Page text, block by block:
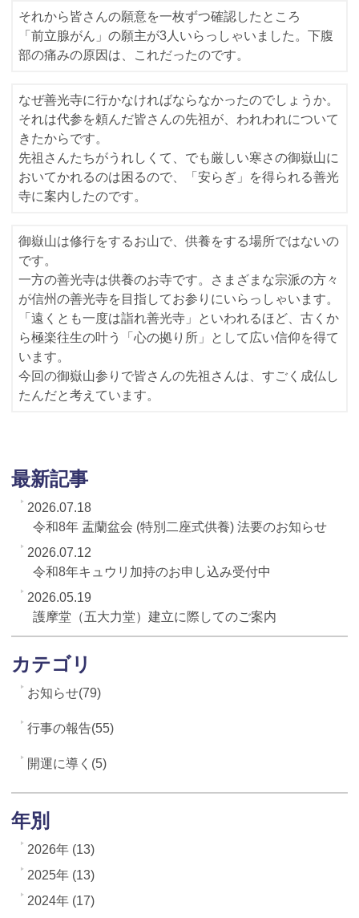
それから皆さんの願意を一枚ずつ確認したところ
「前立腺がん」の願主が3人いらっしゃいました。下腹
部の痛みの原因は、これだったのです。
なぜ善光寺に行かなければならなかったのでしょうか。
それは代参を頼んだ皆さんの先祖が、われわれについて
きたからです。
先祖さんたちがうれしくて、でも厳しい寒さの御嶽山に
おいてかれるのは困るので、「安らぎ」を得られる善光
寺に案内したのです。
御嶽山は修行をするお山で、供養をする場所ではないの
です。
一方の善光寺は供養のお寺です。さまざまな宗派の方々
が信州の善光寺を目指してお参りにいらっしゃいます。
「遠くとも一度は詣れ善光寺」といわれるほど、古くか
ら極楽往生の叶う「心の拠り所」として広い信仰を得て
います。
今回の御嶽山参りで皆さんの先祖さんは、すごく成仏し
たんだと考えています。
最新記事
2026.07.18
令和8年 盂蘭盆会 (特別二座式供養) 法要のお知らせ
2026.07.12
令和8年キュウリ加持のお申し込み受付中
2026.05.19
護摩堂（五大力堂）建立に際してのご案内
カテゴリ
お知らせ(79)
行事の報告(55)
開運に導く(5)
年別
2026年 (13)
2025年 (13)
2024年 (17)